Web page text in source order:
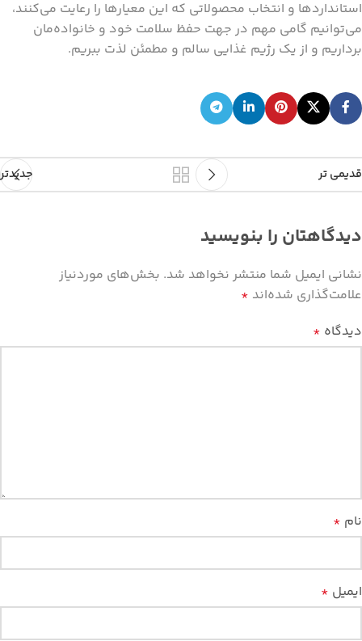
استانداردها و انتخاب محصولاتی که این معیارها را رعایت می‌کنند،
می‌توانیم گامی مهم در جهت حفظ سلامت خود و خانواده‌مان
برداریم و از یک رژیم غذایی سالم و مطمئن لذت ببریم.
جدیدتر قدیمی تر
دیدگاهتان را بنویسید
نشانی ایمیل شما منتشر نخواهد شد. بخش‌های موردنیاز
علامت‌گذاری شده‌اند *
دیدگاه *
نام *
ایمیل *